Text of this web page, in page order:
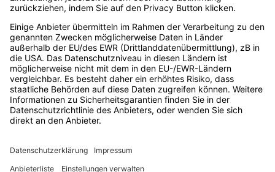
wollen. Made by
OnlineMarketing.de GmbH
Tipp:Trackboxxist die perfekte
Google Analytics Alternative
Kontakt
Digital Bash by
Rechtliches
Datenschutz
Zu den